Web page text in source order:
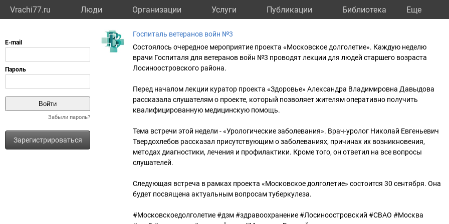
Vrachi77.ru Люди Организации Услуги Публикации Библиотека Eще
Забыли пароль?
Зарегистрироваться
Госпиталь ветеранов войн №3
Состоялось очередное мероприятие проекта «Московское долголетие». Каждую неделю
врачи Госпиталя для ветеранов войн №3 проводят лекции для людей старшего возраста
Лосиноостровского района.
Перед началом лекции куратор проекта «Здоровье» Александра Владимировна Давыдова
рассказала слушателям о проекте, который позволяет жителям оперативно получить
квалифицированную медицинскую помощь.
Тема встречи этой недели - «Урологические заболевания». Врач-уролог Николай Евгеньевич
Твердохлебов рассказал присутствующим о заболеваниях, причинах их возникновения,
методах диагностики, лечения и профилактики. Кроме того, он ответил на все вопросы
слушателей.
Следующая встреча в рамках проекта «Московское долголетие» состоится 30 сентября. Она
будет посвящена актуальным вопросам туберкулеза.
#Московскоедолголетие #дзм #здравоохранение #Лосиноостровский #СВАО #Москва